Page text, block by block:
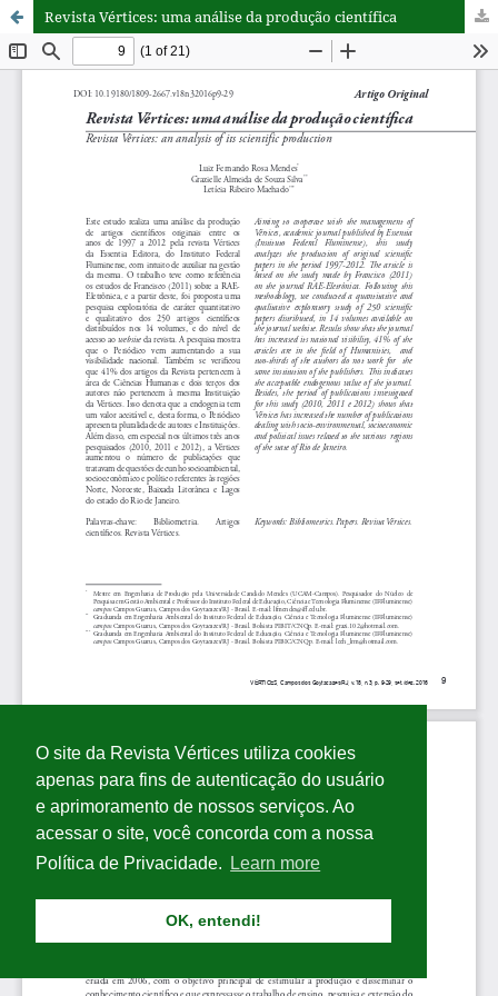
O site da Revista Vértices utiliza cookies
apenas para fins de autenticação do usuário
e aprimoramento de nossos serviços. Ao
acessar o site, você concorda com a nossa
Política de Privacidade.
Learn more
OK, entendi!
Revista Vértices: uma análise da produção científica